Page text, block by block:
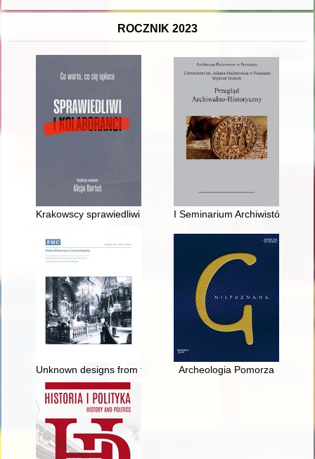
ROCZNIK 2023
Krakowscy sprawiedliwi - stan badań i portret zbiorowy
I Seminarium Archiwistów
Unknown designs from the collection of the Na Piasku
Archeologia Pomorza